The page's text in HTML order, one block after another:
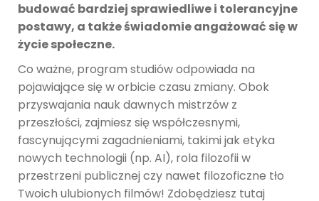
budować bardziej sprawiedliwe i tolerancyjne
postawy, a także świadomie angażować się w
życie społeczne.
Co ważne, program studiów odpowiada na
pojawiające się w orbicie czasu zmiany. Obok
przyswajania nauk dawnych mistrzów z
przeszłości, zajmiesz się współczesnymi,
fascynującymi zagadnieniami, takimi jak etyka
nowych technologii (np. AI), rola filozofii w
przestrzeni publicznej czy nawet filozoficzne tło
Twoich ulubionych filmów! Zdobędziesz tutaj